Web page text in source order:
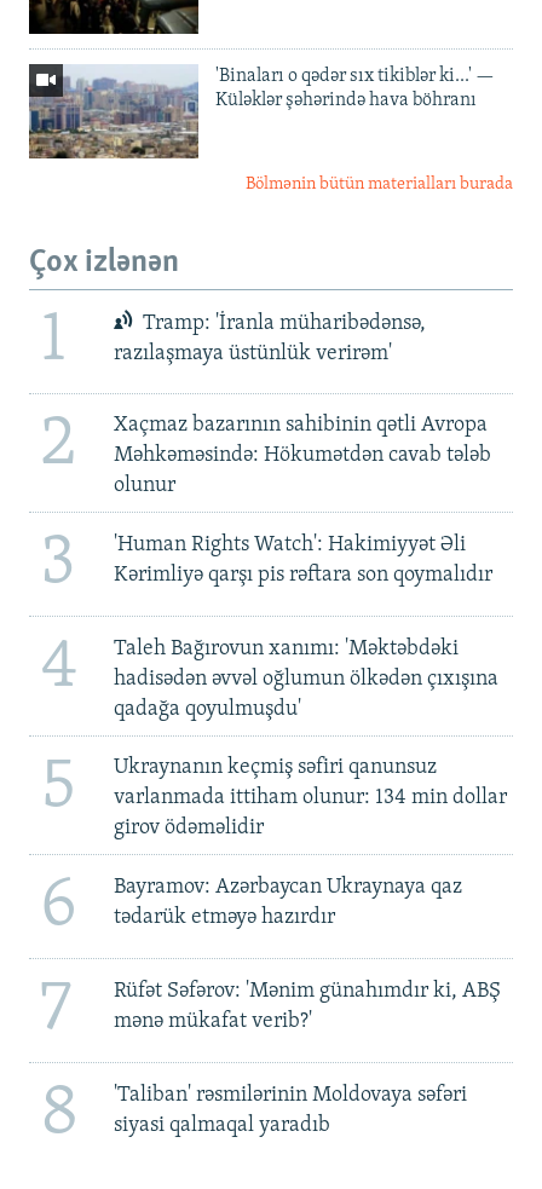
'Binaları o qədər sıx tikiblər ki...' —
Küləklər şəhərində hava böhranı
Bölmənin bütün materialları burada
Çox izlənən
1
Tramp: 'İranla müharibədənsə,
razılaşmaya üstünlük verirəm'
2
Xaçmaz bazarının sahibinin qətli Avropa
Məhkəməsində: Hökumətdən cavab tələb
olunur
3
'Human Rights Watch': Hakimiyyət Əli
Kərimliyə qarşı pis rəftara son qoymalıdır
4
Taleh Bağırovun xanımı: 'Məktəbdəki
hadisədən əvvəl oğlumun ölkədən çıxışına
qadağa qoyulmuşdu'
5
Ukraynanın keçmiş səfiri qanunsuz
varlanmada ittiham olunur: 134 min dollar
girov ödəməlidir
6
Bayramov: Azərbaycan Ukraynaya qaz
tədarük etməyə hazırdır
7
Rüfət Səfərov: 'Mənim günahımdır ki, ABŞ
mənə mükafat verib?'
8
'Taliban' rəsmilərinin Moldovaya səfəri
siyasi qalmaqal yaradıb